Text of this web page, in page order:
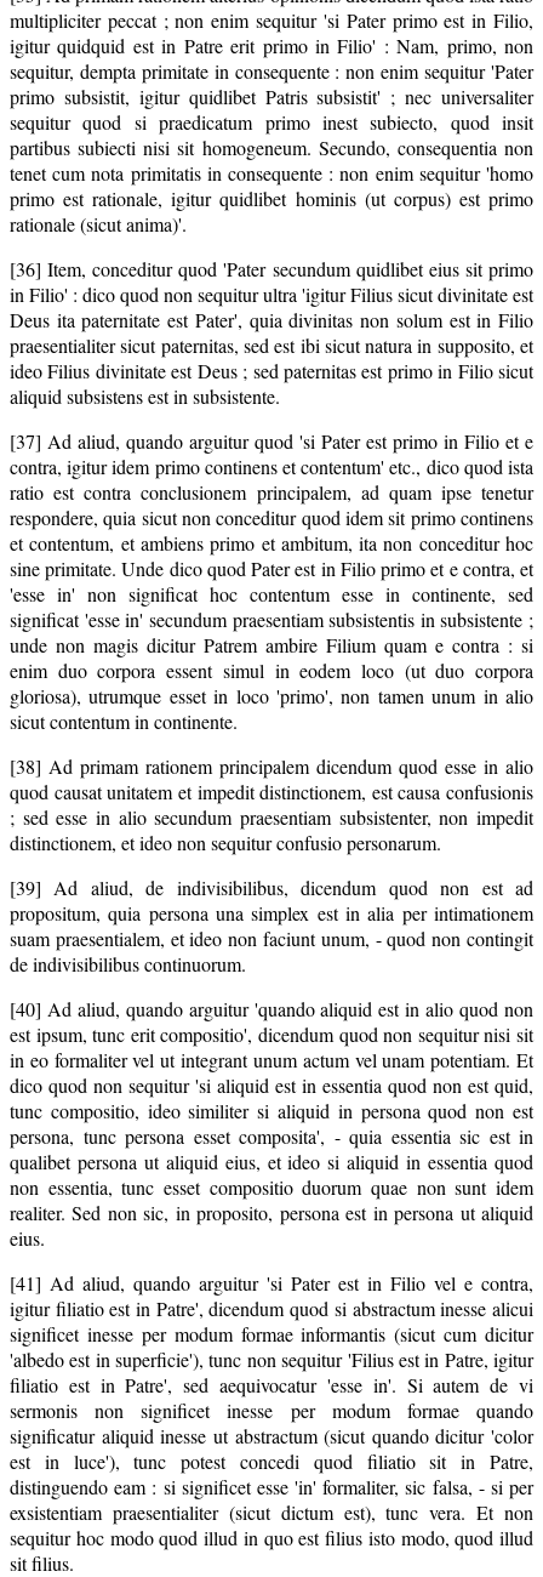
multipliciter peccat ; non enim sequitur 'si Pater primo est in Filio,
igitur quidquid est in Patre erit primo in Filio' : Nam, primo, non
sequitur, dempta primitate in consequente : non enim sequitur 'Pater
primo subsistit, igitur quidlibet Patris subsistit' ; nec universaliter
sequitur quod si praedicatum primo inest subiecto, quod insit
partibus subiecti nisi sit homogeneum. Secundo, consequentia non
tenet cum nota primitatis in consequente : non enim sequitur 'homo
primo est rationale, igitur quidlibet hominis (ut corpus) est primo
rationale (sicut anima)'.
[36] Item, conceditur quod 'Pater secundum quidlibet eius sit primo
in Filio' : dico quod non sequitur ultra 'igitur Filius sicut divinitate est
Deus ita paternitate est Pater', quia divinitas non solum est in Filio
praesentialiter sicut paternitas, sed est ibi sicut natura in supposito, et
ideo Filius divinitate est Deus ; sed paternitas est primo in Filio sicut
aliquid subsistens est in subsistente.
[37] Ad aliud, quando arguitur quod 'si Pater est primo in Filio et e
contra, igitur idem primo continens et contentum' etc., dico quod ista
ratio est contra conclusionem principalem, ad quam ipse tenetur
respondere, quia sicut non conceditur quod idem sit primo continens
et contentum, et ambiens primo et ambitum, ita non conceditur hoc
sine primitate. Unde dico quod Pater est in Filio primo et e contra, et
'esse in' non significat hoc contentum esse in continente, sed
significat 'esse in' secundum praesentiam subsistentis in subsistente ;
unde non magis dicitur Patrem ambire Filium quam e contra : si
enim duo corpora essent simul in eodem loco (ut duo corpora
gloriosa), utrumque esset in loco 'primo', non tamen unum in alio
sicut contentum in continente.
[38] Ad primam rationem principalem dicendum quod esse in alio
quod causat unitatem et impedit distinctionem, est causa confusionis
; sed esse in alio secundum praesentiam subsistenter, non impedit
distinctionem, et ideo non sequitur confusio personarum.
[39] Ad aliud, de indivisibilibus, dicendum quod non est ad
propositum, quia persona una simplex est in alia per intimationem
suam praesentialem, et ideo non faciunt unum, - quod non contingit
de indivisibilibus continuorum.
[40] Ad aliud, quando arguitur 'quando aliquid est in alio quod non
est ipsum, tunc erit compositio', dicendum quod non sequitur nisi sit
in eo formaliter vel ut integrant unum actum vel unam potentiam. Et
dico quod non sequitur 'si aliquid est in essentia quod non est quid,
tunc compositio, ideo similiter si aliquid in persona quod non est
persona, tunc persona esset composita', - quia essentia sic est in
qualibet persona ut aliquid eius, et ideo si aliquid in essentia quod
non essentia, tunc esset compositio duorum quae non sunt idem
realiter. Sed non sic, in proposito, persona est in persona ut aliquid
eius.
[41] Ad aliud, quando arguitur 'si Pater est in Filio vel e contra,
igitur filiatio est in Patre', dicendum quod si abstractum inesse alicui
significet inesse per modum formae informantis (sicut cum dicitur
'albedo est in superficie'), tunc non sequitur 'Filius est in Patre, igitur
filiatio est in Patre', sed aequivocatur 'esse in'. Si autem de vi
sermonis non significet inesse per modum formae quando
significatur aliquid inesse ut abstractum (sicut quando dicitur 'color
est in luce'), tunc potest concedi quod filiatio sit in Patre,
distinguendo eam : si significet esse 'in' formaliter, sic falsa, - si per
exsistentiam praesentialiter (sicut dictum est), tunc vera. Et non
sequitur hoc modo quod illud in quo est filius isto modo, quod illud
sit filius.